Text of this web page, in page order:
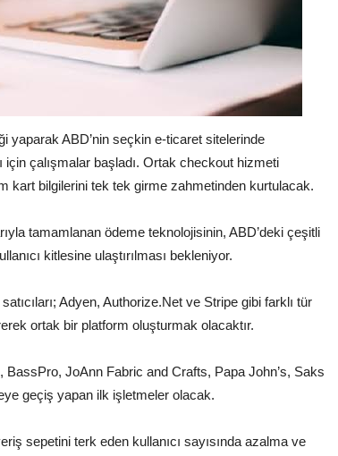
ABD’nin seçkin e-ticaret sitelerinde
için çalışmalar başladı. Ortak checkout hizmeti
kart bilgilerini tek tek girme zahmetinden kurtulacak.
tamamlanan ödeme teknolojisinin, ABD’deki çeşitli
kitlesine ulaştırılması bekleniyor.
Adyen, Authorize.Net ve Stripe gibi farklı tür
ortak bir platform oluşturmak olacaktır.
JoAnn Fabric and Crafts, Papa John’s, Saks
geçiş yapan ilk işletmeler olacak.
sepetini terk eden kullanıcı sayısında azalma ve